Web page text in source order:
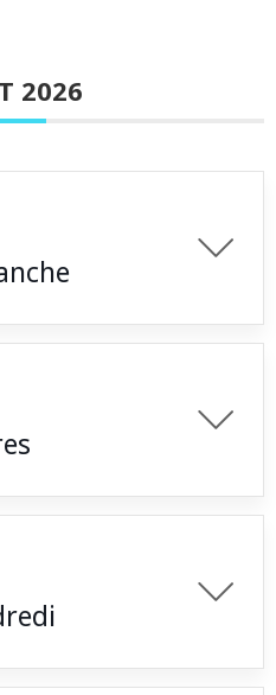
2026